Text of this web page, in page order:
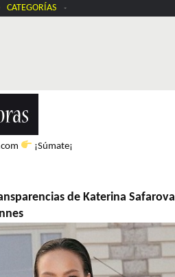
CATEGORÍAS
¡Súmate¡
de Katerina Safarova